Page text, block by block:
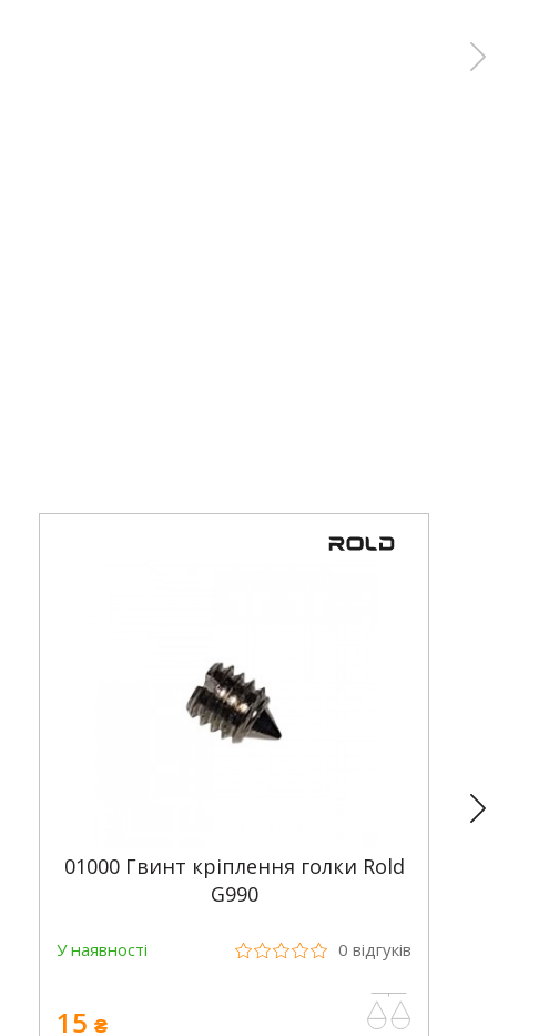
01000 Гвинт кріплення голки Rold
G990
У наявності 0 відгуків
15 ₴